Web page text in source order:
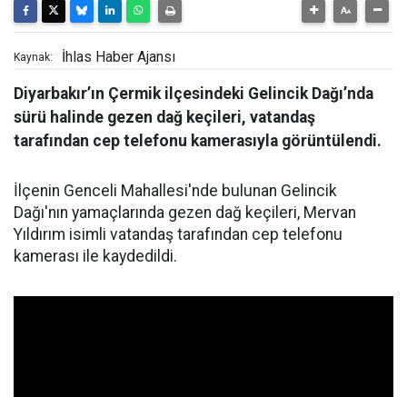
Kaynak: İhlas Haber Ajansı
Diyarbakır’ın Çermik ilçesindeki Gelincik Dağı’nda
sürü halinde gezen dağ keçileri, vatandaş
tarafından cep telefonu kamerasıyla görüntülendi.
İlçenin Genceli Mahallesi'nde bulunan Gelincik
Dağı'nın yamaçlarında gezen dağ keçileri, Mervan
Yıldırım isimli vatandaş tarafından cep telefonu
kamerası ile kaydedildi.